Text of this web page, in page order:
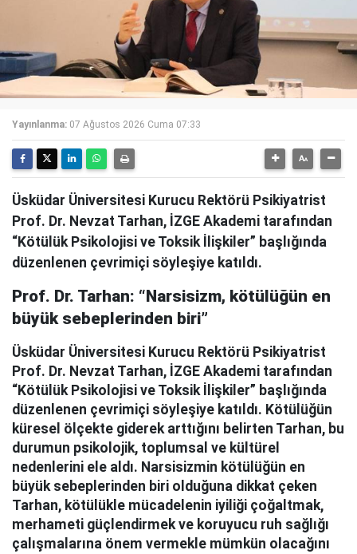
Yayınlanma: 07 Ağustos 2026 Cuma 07:33
Üsküdar Üniversitesi Kurucu Rektörü Psikiyatrist
Prof. Dr. Nevzat Tarhan, İZGE Akademi tarafından
“Kötülük Psikolojisi ve Toksik İlişkiler” başlığında
düzenlenen çevrimiçi söyleşiye katıldı.
Prof. Dr. Tarhan: “Narsisizm, kötülüğün en
büyük sebeplerinden biri”
Üsküdar Üniversitesi Kurucu Rektörü Psikiyatrist
Prof. Dr. Nevzat Tarhan, İZGE Akademi tarafından
“Kötülük Psikolojisi ve Toksik İlişkiler” başlığında
düzenlenen çevrimiçi söyleşiye katıldı. Kötülüğün
küresel ölçekte giderek arttığını belirten Tarhan, bu
durumun psikolojik, toplumsal ve kültürel
nedenlerini ele aldı. Narsisizmin kötülüğün en
büyük sebeplerinden biri olduğuna dikkat çeken
Tarhan, kötülükle mücadelenin iyiliği çoğaltmak,
merhameti güçlendirmek ve koruyucu ruh sağlığı
çalışmalarına önem vermekle mümkün olacağını